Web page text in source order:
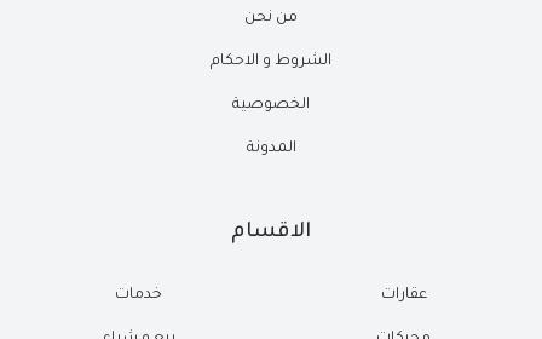
من نحن
الشروط و الاحكام
الخصوصية
المدونة
الاقسام
عقارات خدمات